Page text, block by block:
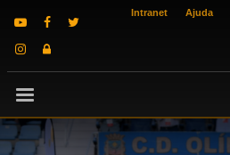
Intranet Ajuda